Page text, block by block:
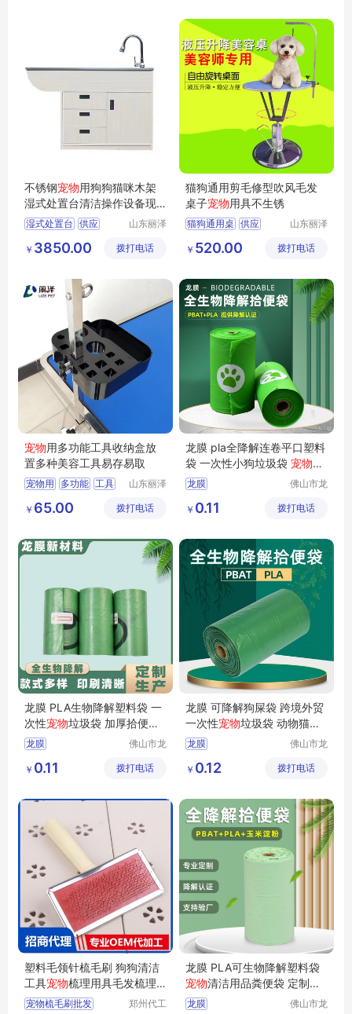
宠物拾便袋市场细分
不锈钢宠物用狗狗猫咪木架
湿式处置台清洁操作设备现
货秒发
湿式处置台 供应
狗狗清洁美容工具
山东丽泽
有限公司
￥ 3850.00 拨打电话
猫狗通用剪毛修型吹风毛发
桌子宠物用具不生锈
猫狗通用桌 供应
狗狗清洁美容工具
山东丽泽
有限公司
￥ 520.00 拨打电话
宠物用多功能工具收纳盒放
置多种美容工具易存易取
宠物用 多功能 工具
山东丽泽
有限公司
￥ 65.00 拨打电话
龙膜 pla全降解连卷平口塑料
袋 一次性小狗垃圾袋 宠物粪
便拾取袋
龙膜
一次性宠物垃圾袋
小区宠物便便屋拾便袋
佛山市龙
科技有限
￥ 0.11 拨打电话
龙膜 PLA生物降解塑料袋 一
次性宠物垃圾袋 加厚拾便袋
生产厂家
龙膜
一次性宠物垃圾袋
宠物拾便袋哪个好
佛山市龙
科技有限
￥ 0.11 拨打电话
龙膜 可降解狗屎袋 跨境外贸
一次性宠物垃圾袋 动物猫狗
户外拾便袋
龙膜
一次性宠物垃圾袋
拾便袋包装
佛山市龙
科技有限
￥ 0.12 拨打电话
塑料毛领针梳毛刷 狗狗清洁
工具宠物梳理用具毛发梳理
分理器批发
宠物梳毛刷批发
郑州代工
龙膜 PLA可生物降解塑料袋
宠物清洁用品粪便袋 定制生
产拾便垃圾袋
龙膜
佛山市龙